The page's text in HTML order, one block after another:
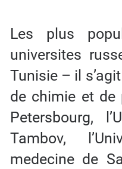
Les plus
universites
Tunisie – il
de chimie et de
Petersbourg,
Tambov,
medecine de